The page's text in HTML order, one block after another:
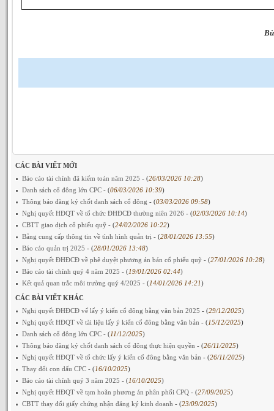
CÁC BÀI VIẾT MỚI
Báo cáo tài chính đã kiểm toán năm 2025 - (26/03/2026 10:28)
Danh sách cổ đông lớn CPC - (06/03/2026 10:39)
Thông báo đăng ký chốt danh sách cổ đông - (03/03/2026 09:58)
Nghị quyết HĐQT về tổ chức ĐHĐCĐ thường niên 2026 - (02/03/2026 10:14)
CBTT giao dịch cổ phiếu quỹ - (24/02/2026 10:22)
Bảng cung cấp thông tin về tình hình quản trị - (28/01/2026 13:55)
Báo cáo quản trị 2025 - (28/01/2026 13:48)
Nghị quyết ĐHĐCĐ về phê duyệt phương án bán cổ phiếu quỹ - (27/01/2026 10:28)
Báo cáo tài chính quý 4 năm 2025 - (19/01/2026 02:44)
Kết quả quan trắc môi trường quý 4/2025 - (14/01/2026 14:21)
CÁC BÀI VIẾT KHÁC
Nghị quyết ĐHĐCĐ vế lấy ý kiến cổ đông bằng văn bản 2025 - (29/12/2025)
Nghị quyết HĐQT về tài liệu lấy ý kiến cổ đông bằng văn bản - (15/12/2025)
Danh sách cổ đông lớn CPC - (11/12/2025)
Thông báo đăng ký chốt danh sách cổ đông thực hiện quyền - (26/11/2025)
Nghị quyết HĐQT về tổ chức lấy ý kiến cổ đông bằng văn bản - (26/11/2025)
Thay đổi con dấu CPC - (16/10/2025)
Báo cáo tài chính quý 3 năm 2025 - (16/10/2025)
Nghị quyết HĐQT về tạm hoãn phương án phân phối CPQ - (27/09/2025)
CBTT thay đổi giấy chứng nhận đăng ký kinh doanh - (23/09/2025)